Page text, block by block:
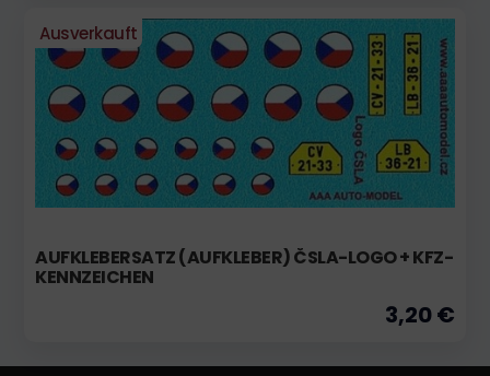
Ausverkauft
AUFKLEBERSATZ (AUFKLEBER) ČSLA-LOGO + KFZ-
KENNZEICHEN
3,20 €